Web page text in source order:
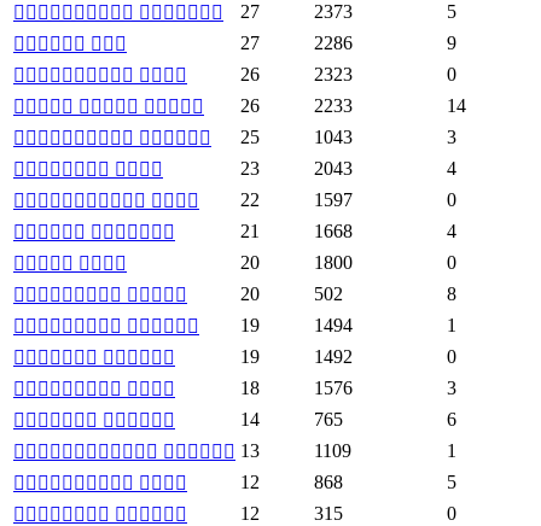
 
27 2373
5
 
27 2286
9
 
26 2323
0
  
26 2233
14
 
25 1043
3
 
23 2043
4
 
22 1597
0
 
21 1668
4
 
20 1800
0
 
20 502
8
 
19 1494
1
 
19 1492
0
 
18 1576
3
 
14 765
6
  13 1109
1
 
12 868
5
 
12 315
0